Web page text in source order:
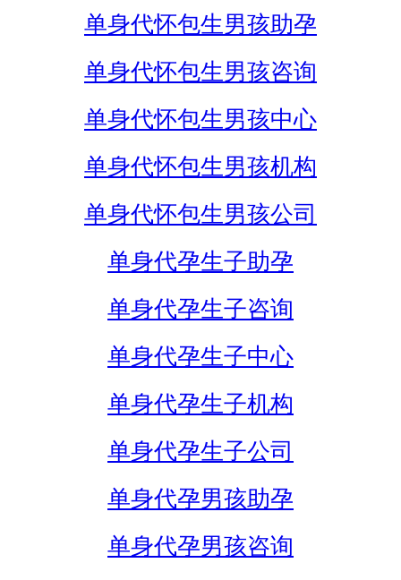
单身代怀包生男孩助孕
单身代怀包生男孩咨询
单身代怀包生男孩中心
单身代怀包生男孩机构
单身代怀包生男孩公司
单身代孕生子助孕
单身代孕生子咨询
单身代孕生子中心
单身代孕生子机构
单身代孕生子公司
单身代孕男孩助孕
单身代孕男孩咨询